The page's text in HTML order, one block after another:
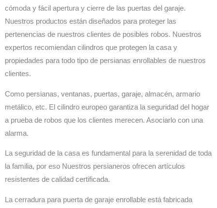
cómoda y fácil apertura y cierre de las puertas del garaje.
Nuestros productos están diseñados para proteger las
pertenencias de nuestros clientes de posibles robos. Nuestros
expertos recomiendan cilindros que protegen la casa y
propiedades para todo tipo de persianas enrollables de nuestros
clientes.
Como persianas, ventanas, puertas, garaje, almacén, armario
metálico, etc. El cilindro europeo garantiza la seguridad del hogar
a prueba de robos que los clientes merecen. Asociarlo con una
alarma.
La seguridad de la casa es fundamental para la serenidad de toda
la familia, por eso Nuestros persianeros ofrecen artículos
resistentes de calidad certificada.
La cerradura para puerta de garaje enrollable está fabricada